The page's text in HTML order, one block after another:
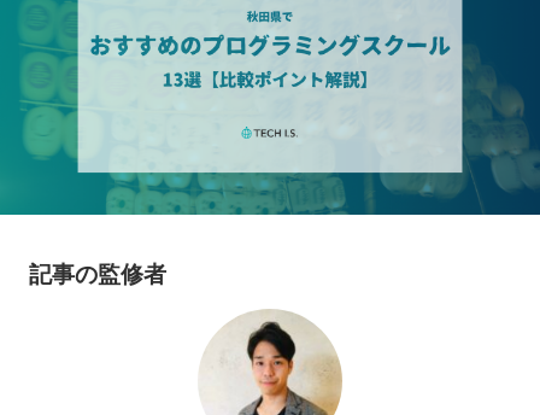
記事の監修者